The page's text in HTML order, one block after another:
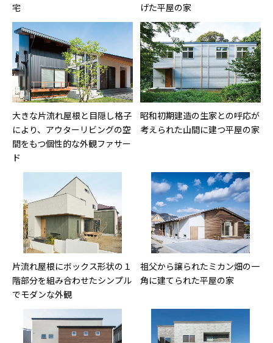
宅
げた平屋の家
大きな片流れ屋根と目隠し格子
により、アウターリビングの空
間をもつ個性的な外観ファサー
ド
昭和初期建造の生家との呼応が
考えられた山間に建つ平屋の家
片流れ屋根にボックス形状の１
階部分を組み合わせたシンプル
でモダンな外観
祖父から譲られたミカン畑の一
角に建てられた平屋の家